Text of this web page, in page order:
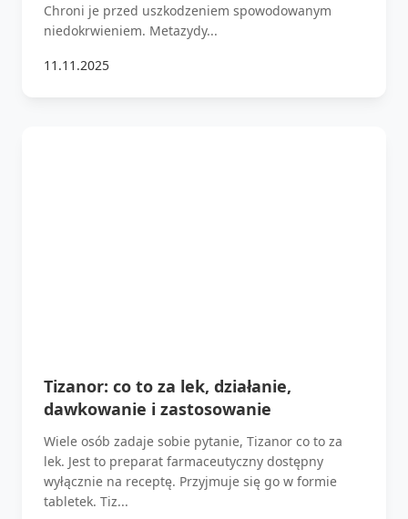
Chroni je przed uszkodzeniem spowodowanym
niedokrwieniem. Metazydy...
11.11.2025
Tizanor: co to za lek, działanie,
dawkowanie i zastosowanie
Wiele osób zadaje sobie pytanie, Tizanor co to za
lek. Jest to preparat farmaceutyczny dostępny
wyłącznie na receptę. Przyjmuje się go w formie
tabletek. Tiz...